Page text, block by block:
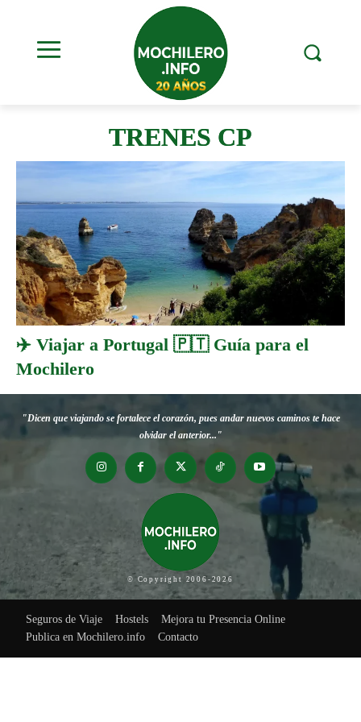
TRENES CP
✈️ Viajar a Portugal 🇵🇹 Guía para el
Mochilero
"Dicen que viajando se fortalece el corazón, pues andar nuevos caminos te hace
olvidar el anterior..."
© Copyright 2006-2026
Seguros de Viaje Hostels
Mejora tu Presencia Online
Publica en Mochilero.info
Contacto